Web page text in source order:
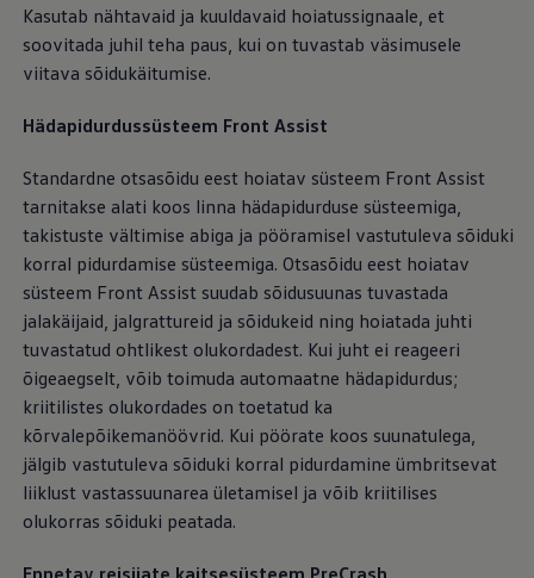
Kasutab nähtavaid ja kuuldavaid hoiatussignaale, et
soovitada juhil teha paus, kui on tuvastab väsimusele
viitava sõidukäitumise.
Hädapidurdussüsteem Front Assist
Standardne otsasõidu eest hoiatav süsteem Front Assist
tarnitakse alati koos linna hädapidurduse süsteemiga,
takistuste vältimise abiga ja pööramisel vastutuleva sõiduki
korral pidurdamise süsteemiga. Otsasõidu eest hoiatav
süsteem Front Assist suudab sõidusuunas tuvastada
jalakäijaid, jalgrattureid ja sõidukeid ning hoiatada juhti
tuvastatud ohtlikest olukordadest. Kui juht ei reageeri
õigeaegselt, võib toimuda automaatne hädapidurdus;
kriitilistes olukordades on toetatud ka
kõrvalepõikemanöövrid. Kui pöörate koos suunatulega,
jälgib vastutuleva sõiduki korral pidurdamine ümbritsevat
liiklust vastassuunarea ületamisel ja võib kriitilises
olukorras sõiduki peatada.
Ennetav reisijate kaitsesüsteem PreCrash